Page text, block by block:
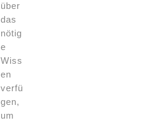
über
das
nötig
e
Wiss
en
verfü
gen,
um